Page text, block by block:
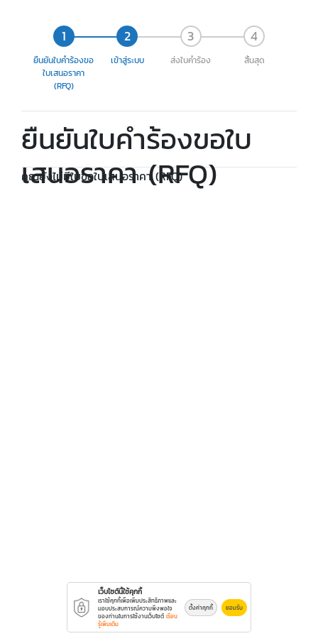
ยืนยันใบคำร้องขอ
ใบเสนอราคา
(RFQ)
เข้าสู่ระบบ ส่งใบคำร้อง สิ้นสุด
ยืนยันใบคำร้องขอใบ
เสนอราคา (RFQ)
คุณยังไม่มีใบขอใบเสนอราคา (RFQ)
เว็บไซต์นี้ใช้คุกกี้
เราใช้คุกกี้เพื่อเพิ่มประสิทธิภาพและ
มอบประสบการณ์ความพึงพอใจ
ของท่านในการใช้งานเว็บไซต์ เรียน
รู้เพิ่มเติม
ตั้งค่าคุกกี้ ยอมรับ